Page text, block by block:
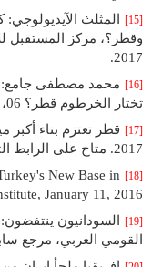
[15]
المثلث
2017.
[16]
محمد مصطفى جامع:
تختار الخرطوم قطر؟ 06، نون بوست، ديسمبر 2017.
[17]
2017. متاح على الرابط التالي: https://arabic.rt.com
[18]
New Base in
January 11, 2016.
[19]
السودانيون
القومي العربي، مرجع